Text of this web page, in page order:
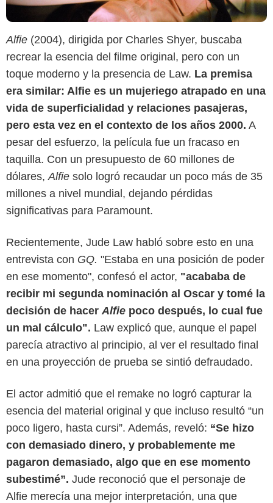
Alfie (2004), dirigida por Charles Shyer, buscaba
recrear la esencia del filme original, pero con un
toque moderno y la presencia de Law. La premisa
era similar: Alfie es un mujeriego atrapado en una
vida de superficialidad y relaciones pasajeras,
pero esta vez en el contexto de los años 2000. A
pesar del esfuerzo, la película fue un fracaso en
taquilla. Con un presupuesto de 60 millones de
dólares, Alfie solo logró recaudar un poco más de 35
millones a nivel mundial, dejando pérdidas
significativas para Paramount.
Recientemente, Jude Law habló sobre esto en una
entrevista con GQ. "Estaba en una posición de poder
en ese momento", confesó el actor, "acababa de
recibir mi segunda nominación al Oscar y tomé la
decisión de hacer Alfie poco después, lo cual fue
un mal cálculo". Law explicó que, aunque el papel
parecía atractivo al principio, al ver el resultado final
en una proyección de prueba se sintió defraudado.
El actor admitió que el remake no logró capturar la
esencia del material original y que incluso resultó “un
poco ligero, hasta cursi”. Además, reveló: “Se hizo
con demasiado dinero, y probablemente me
pagaron demasiado, algo que en ese momento
subestimé”. Jude reconoció que el personaje de
Alfie merecía una mejor interpretación, una que
VUDU